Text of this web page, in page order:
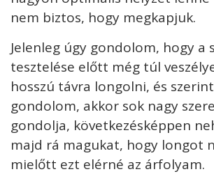
nem biztos, hogy megkapjuk.
Jelenleg úgy gondolom, hogy a
tesztelése előtt még túl
hosszú távra longolni, és
gondolom, akkor sok nagy
gondolja, következésképpen
majd rá magukat, hogy longot
mielőtt ezt elérné az árfolyam.